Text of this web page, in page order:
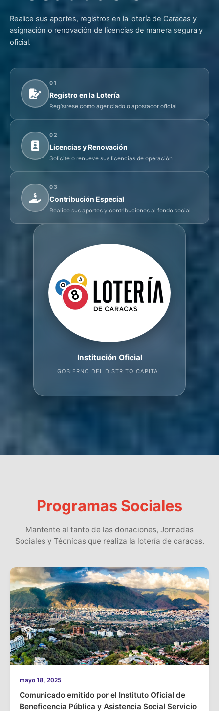
Realice sus aportes, registros en la lotería de Caracas y
asignación o renovación de licencias de manera segura y
oficial.
01
Registro en la Lotería
Regístrese como agenciado o apostador oficial
02
Licencias y Renovación
Solicite o renueve sus licencias de operación
03
Contribución Especial
Realice sus aportes y contribuciones al fondo social
Institución Oficial
GOBIERNO DEL DISTRITO CAPITAL
Programas Sociales
Mantente al tanto de las donaciones, Jornadas
Sociales y Técnicas que realiza la lotería de caracas.
mayo 18, 2025
Comunicado emitido por el Instituto Oficial de
Beneficencia Pública y Asistencia Social Servicio